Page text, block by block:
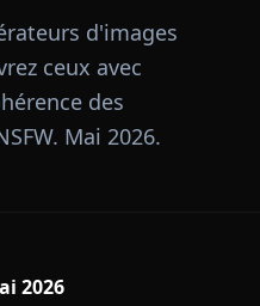
d'images
ceux avec
des
Mai 2026.
2026